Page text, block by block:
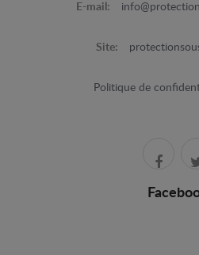
E-mail:
Site:
Politique de